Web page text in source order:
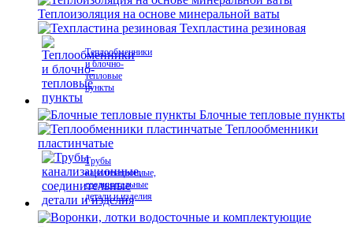
Теплоизоляция на основе минеральной ваты
Техпластина резиновая
Теплообменники
и блочно-
тепловые
пункты
Блочные тепловые пункты
Теплообменники
пластинчатые
Трубы
канализационные,
соединительные
детали и изделия